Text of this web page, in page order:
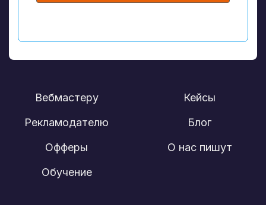
Вебмастеру
Рекламодателю
Офферы
Обучение
Кейсы
Блог
О нас пишут